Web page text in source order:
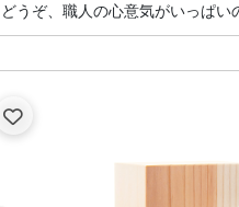
どうぞ、職人の心意気がいっぱい